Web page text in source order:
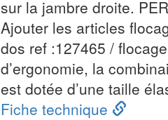
sur la jambre droite.
Ajouter les articles
dos ref :127465 /
d’ergonomie, la
est dotée d’une taille
Fiche technique